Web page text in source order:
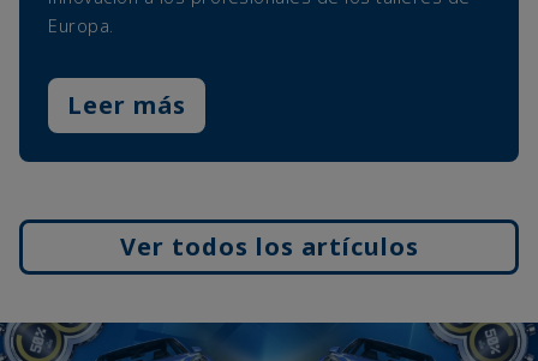
Europa.
Leer más
Ver todos los artículos